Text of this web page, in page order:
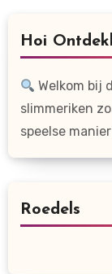
Hoi
Welkom bij
slimmeriken
speelse
Roedels